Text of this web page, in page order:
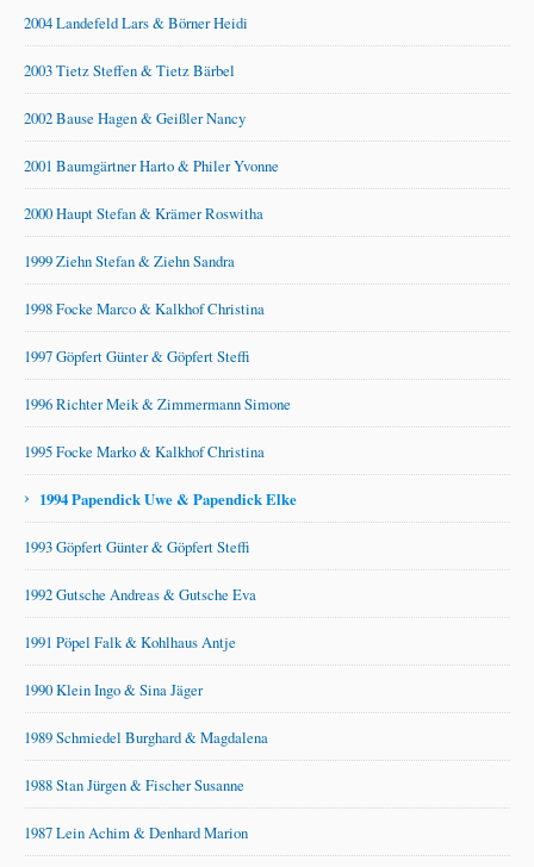
2004 Landefeld Lars & Börner Heidi
2003 Tietz Steffen & Tietz Bärbel
2002 Bause Hagen & Geißler Nancy
2001 Baumgärtner Harto & Philer Yvonne
2000 Haupt Stefan & Krämer Roswitha
1999 Ziehn Stefan & Ziehn Sandra
1998 Focke Marco & Kalkhof Christina
1997 Göpfert Günter & Göpfert Steffi
1996 Richter Meik & Zimmermann Simone
1995 Focke Marko & Kalkhof Christina
› 1994 Papendick Uwe & Papendick Elke
1993 Göpfert Günter & Göpfert Steffi
1992 Gutsche Andreas & Gutsche Eva
1991 Pöpel Falk & Kohlhaus Antje
1990 Klein Ingo & Sina Jäger
1989 Schmiedel Burghard & Magdalena
1988 Stan Jürgen & Fischer Susanne
1987 Lein Achim & Denhard Marion